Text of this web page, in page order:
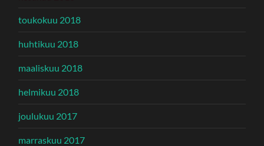
toukokuu 2018
huhtikuu 2018
maaliskuu 2018
helmikuu 2018
joulukuu 2017
marraskuu 2017